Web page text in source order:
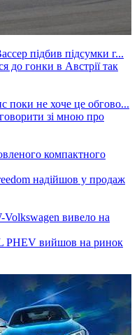
до гонки в Австрії так
зі мною про
надійшов у продаж
PHEV вийшов на ринок